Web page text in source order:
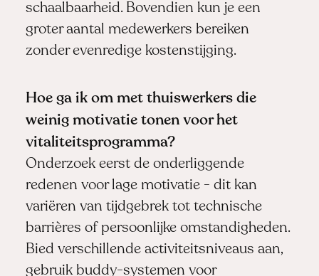
schaalbaarheid. Bovendien kun je een
groter aantal medewerkers bereiken
zonder evenredige kostenstijging.
Hoe ga ik om met thuiswerkers die
weinig motivatie tonen voor het
vitaliteitsprogramma?
Onderzoek eerst de onderliggende
redenen voor lage motivatie - dit kan
variëren van tijdgebrek tot technische
barrières of persoonlijke omstandigheden.
Bied verschillende activiteitsniveaus aan,
gebruik buddy-systemen voor